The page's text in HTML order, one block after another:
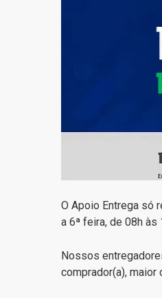
O Apoio Entrega só
a 6ª feira, de 08h
Nossos
comprador(a),